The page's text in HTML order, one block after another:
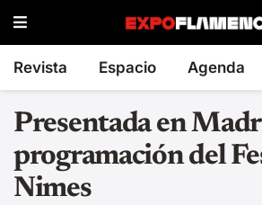
Revista Espacio Agenda
Presentada en
programación del
Nimes